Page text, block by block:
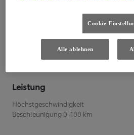
Motorisierung
Leistung
Höchstgeschwindigkeit
Beschleunigung 0-100 km
Cookie-
Alle ablehnen